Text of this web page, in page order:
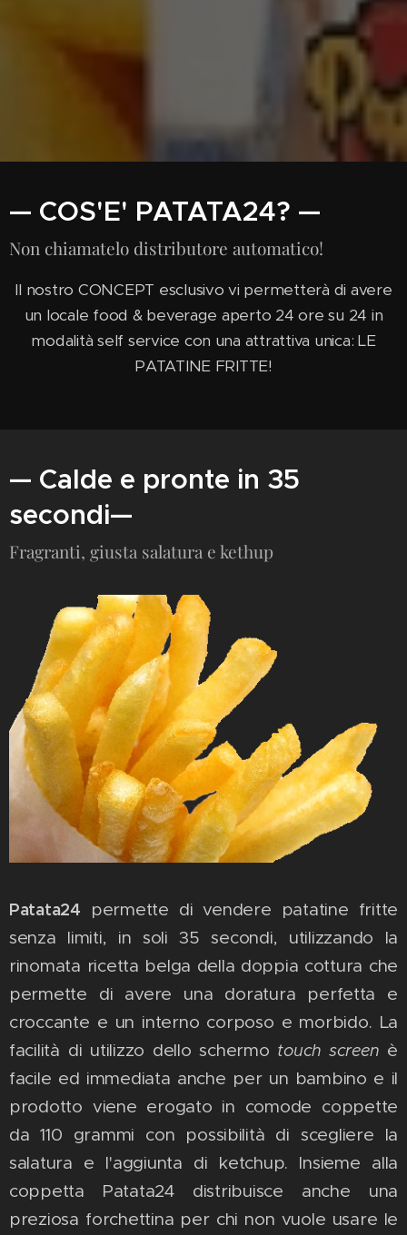
— COS'E' PATATA24? —
Non chiamatelo distributore automatico!
Il nostro CONCEPT esclusivo vi permetterà di avere
un locale food & beverage aperto 24 ore su 24 in
modalità self service con una attrattiva unica: LE
PATATINE FRITTE!
— Calde e pronte in 35
secondi—
Fragranti, giusta salatura e kethup
Patata24 permette di vendere patatine fritte
senza limiti, in soli 35 secondi, utilizzando la
rinomata ricetta belga della doppia cottura che
permette di avere una doratura perfetta e
croccante e un interno corposo e morbido. La
facilità di utilizzo dello schermo touch screen è
facile ed immediata anche per un bambino e il
prodotto viene erogato in comode coppette
da 110 grammi con possibilità di scegliere la
salatura e l'aggiunta di ketchup. Insieme alla
coppetta Patata24 distribuisce anche una
preziosa forchettina per chi non vuole usare le